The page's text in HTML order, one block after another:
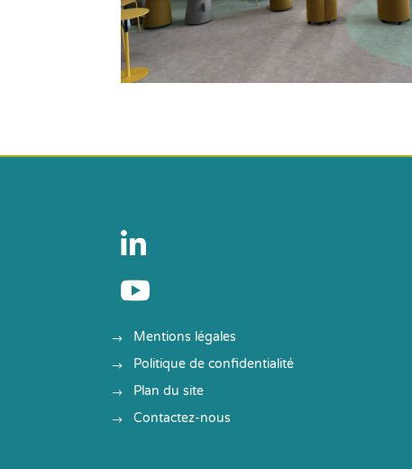


Mentions légales
Politique de confidentialité
Plan du site
Contactez-nous